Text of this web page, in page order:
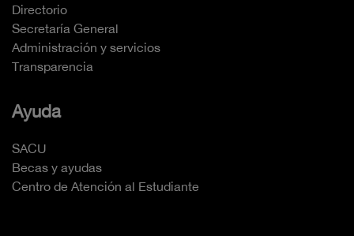
Directorio
Secretaría General
Administración y servicios
Transparencia
Ayuda
SACU
Becas y ayudas
Centro de Atención al Estudiante